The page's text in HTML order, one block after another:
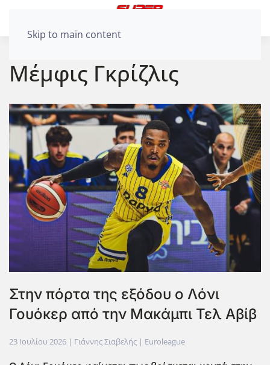
Skip to main content
Μέμφις Γκρίζλις
Στην πόρτα της εξόδου ο Λόνι
Γουόκερ από την Μακάμπι Τελ Αβίβ
23 Ιουλίου 2026 | Γιάννης Σιαβελής | Euroleague